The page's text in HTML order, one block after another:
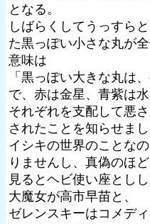
となる。
しばらくしてうっすら
た黒っぽい小さな丸が
意味は
「黒っぽい大きな丸は
で、赤は金星、青紫は
それぞれを支配して悪
されたことを知らせまし
イシキの世界のことな
りませんし、真偽のほ
見るとヘビ使い座とし
大魔女が高市早苗と、
ゼレンスキーはコメデ